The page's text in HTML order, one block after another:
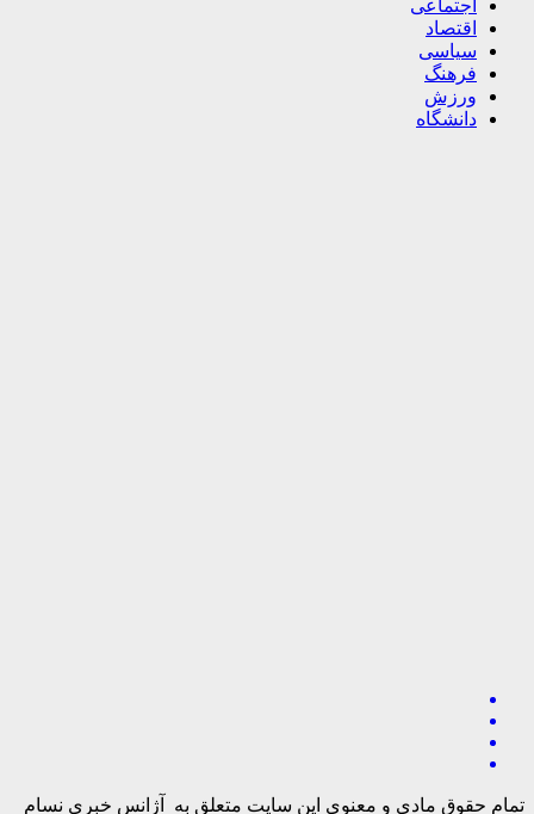
اجتماعی
اقتصاد
سیاسی
فرهنگ
ورزش
دانشگاه
تمام حقوق مادی و معنوی این سایت متعلق به آژانس خبری نسام